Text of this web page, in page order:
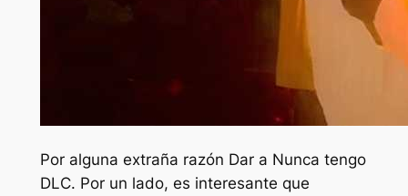
Por alguna extraña razón Dar a Nunca tengo
DLC. Por un lado, es interesante que